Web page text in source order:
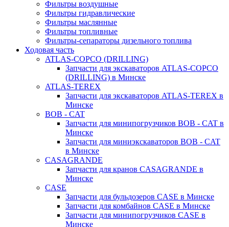
Фильтры воздушные
Фильтры гидравлические
Фильтры маслянные
Фильтры топливные
Фильтры-сепараторы дизельного топлива
Ходовая часть
ATLAS-COPCO (DRILLING)
Запчасти для экскаваторов ATLAS-COPCO
(DRILLING) в Минске
ATLAS-TEREX
Запчасти для экскаваторов ATLAS-TEREX в
Минске
BOB - CAT
Запчасти для минипогрузчиков BOB - CAT в
Минске
Запчасти для миниэкскаваторов BOB - CAT
в Минске
CASAGRANDE
Запчасти для кранов CASAGRANDE в
Минске
CASE
Запчасти для бульдозеров CASE в Минске
Запчасти для комбайнов CASE в Минске
Запчасти для минипогрузчиков CASE в
Минске